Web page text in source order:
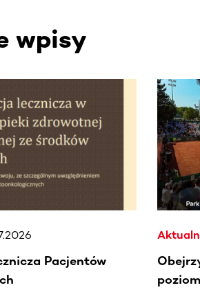
wpisy
treści przewijane w poziomie. Użyj
Pacjentów